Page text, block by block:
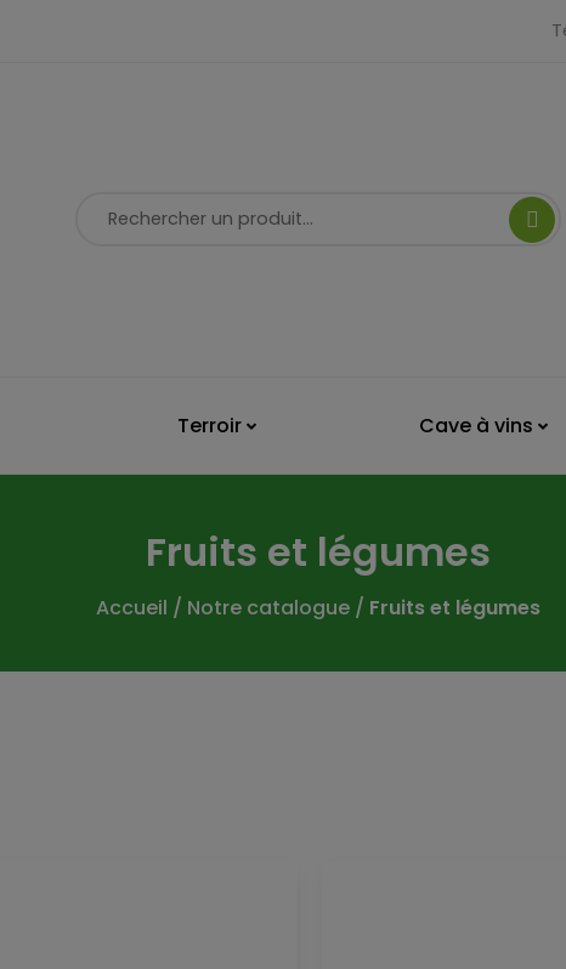
Terroir Cave à vins
Fruits et légumes
Accueil / Notre catalogue / Fruits et légumes